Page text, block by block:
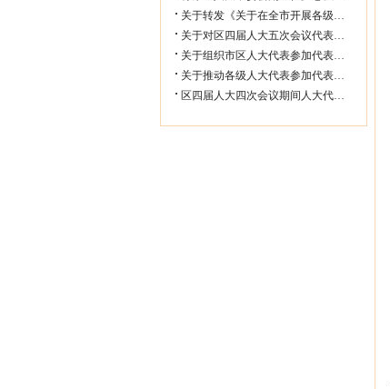
关于转发《关于在全市开展各级人大代...
关于对区四届人大五次会议代表所提部...
关于组织市区人大代表参加代表联络工...
关于推动各级人大代表参加代表联络工...
区四届人大四次会议期间人大代表审议...